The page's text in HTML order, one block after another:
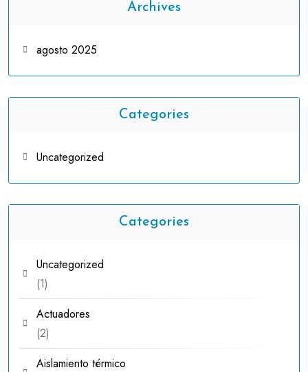
Archives
agosto 2025
Categories
Uncategorized
Categories
Uncategorized
11
producto
Actuadores
22
productos
Aislamiento térmico